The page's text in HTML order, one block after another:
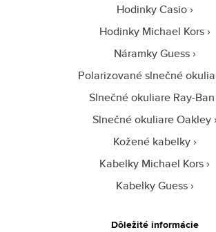
Hodinky Casio
Hodinky Michael Kors
Náramky Guess
Polarizované slnečné
Slnečné okuliare Ray-Ban
Slnečné okuliare Oakley
Kožené kabelky
Kabelky Michael Kors
Kabelky Guess
Dôležité informácie